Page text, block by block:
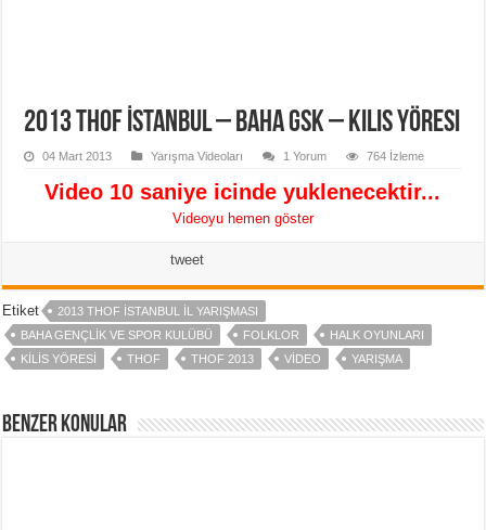
2013 THOF İstanbul – BAHA GSK – Kilis Yöresi
04 Mart 2013 Yarışma Videoları 1 Yorum 764 İzleme
Video 10 saniye icinde yuklenecektir...
Videoyu hemen göster
tweet
Etiket
2013 THOF ISTANBUL IL YARIŞMASI
BAHA GENÇLIK VE SPOR KULÜBÜ
FOLKLOR
HALK OYUNLARI
KILIS YÖRESI
THOF THOF 2013 VIDEO YARIŞMA
Benzer Konular